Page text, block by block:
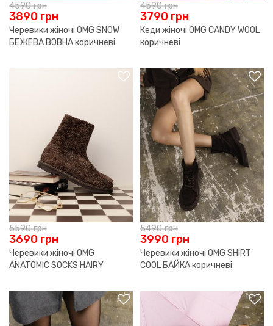
4590грн
3890 грн
Черевики жіночі OMG SNOW
БЕЖЕВА ВОВНА коричневі
4590грн
3790 грн
Кеди жіночі OMG CANDY WOOL
коричневі
5590грн
3690 грн
Черевики жіночі OMG
ANATOMIC SOCKS HAIRY
5490грн
3990 грн
Черевики жіночі OMG SHIRT
COOL БАЙКА коричневі